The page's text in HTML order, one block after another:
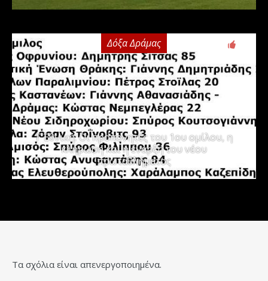
Δόξα Δράμας
Γ΄ Εθνική: Οι προπονητές του 1ου ομίλου, η
κλήρωση και η έναρξη του νέου
πρωταθλήματος
Τα σχόλια είναι απενεργοποιημένα.